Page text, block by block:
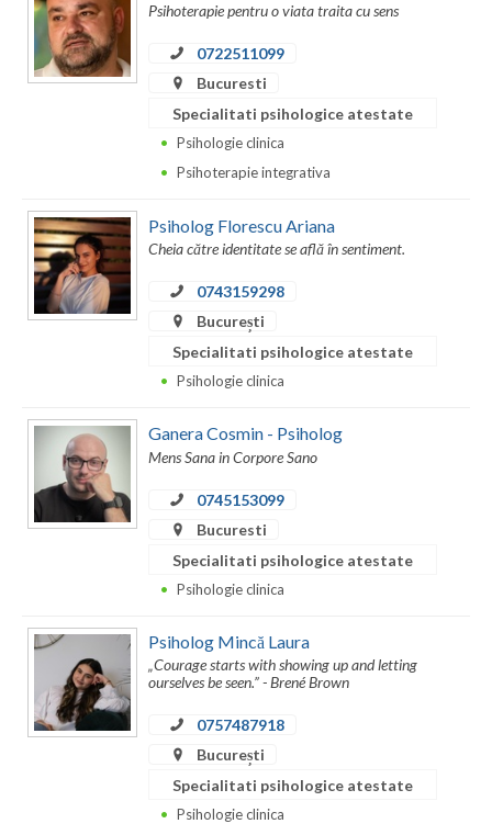
Psihoterapie pentru o viata traita cu sens
0722511099
Bucuresti
Specialitati psihologice atestate
Psihologie clinica
Psihoterapie integrativa
Psiholog Florescu Ariana
Cheia către identitate se află în sentiment.
0743159298
București
Specialitati psihologice atestate
Psihologie clinica
Ganera Cosmin - Psiholog
Mens Sana in Corpore Sano
0745153099
Bucuresti
Specialitati psihologice atestate
Psihologie clinica
Psiholog Mincă Laura
„Courage starts with showing up and letting
ourselves be seen.” - Brené Brown
0757487918
București
Specialitati psihologice atestate
Psihologie clinica